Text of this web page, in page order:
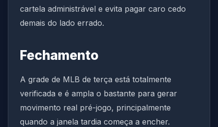
cartela administrável e evita pagar caro cedo
demais do lado errado.
Fechamento
A grade de MLB de terça está totalmente
verificada e é ampla o bastante para gerar
movimento real pré-jogo, principalmente
quando a janela tardia começa a encher.